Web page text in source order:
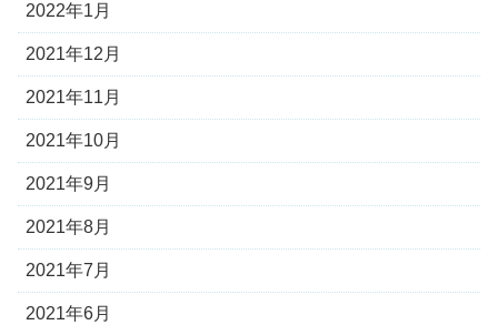
2022年1月
2021年12月
2021年11月
2021年10月
2021年9月
2021年8月
2021年7月
2021年6月